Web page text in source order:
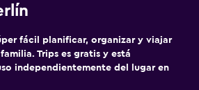
fácil planificar, organizar y viajar
Trips es gratis y está
independientemente del lugar en